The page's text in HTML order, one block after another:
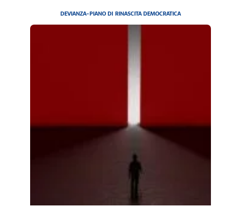
DEVIANZA-PIANO DI RINASCITA DEMOCRATICA